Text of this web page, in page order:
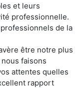
et leurs
professionnelle.
de la
être notre plus
faisons
attentes quelles
rapport